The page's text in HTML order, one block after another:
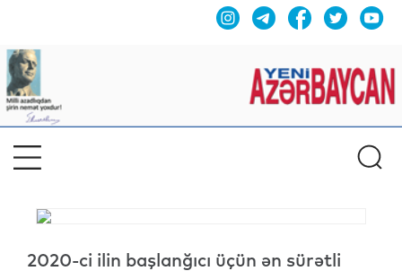
2020-ci ilin başlanğıcı üçün ən sürətli